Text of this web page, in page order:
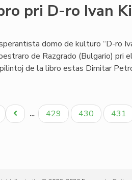
pri D-ro Ivan
domo de kulturo “D-ro
de Razgrado (Bulgario) pri
de la libro estas Dimitar
Antaŭa
paĝo
… Paĝo
429 Paĝo
430 Paĝo
431